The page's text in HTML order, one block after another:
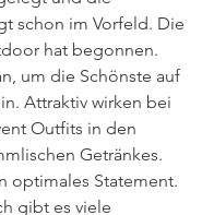
schon im Vorfeld. Die
hat begonnen.
um die Schönste auf
Attraktiv wirken bei
Outfits in den
Getränkes.
optimales Statement.
gibt es viele